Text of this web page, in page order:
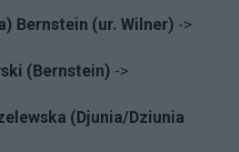
Bernstein (ur. Wilner) ->
(Bernstein) ->
(Djunia/Dziunia